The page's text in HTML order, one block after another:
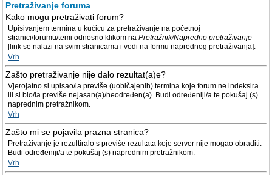
Pretraživanje foruma
Kako mogu pretraživati forum?
Upisivanjem termina u kućicu za pretraživanje na početnoj
stranici/forumu/temi odnosno klikom na Pretražnik/Napredno pretraživanje
[link se nalazi na svim stranicama i vodi na formu naprednog pretraživanja].
Vrh
Zašto pretraživanje nije dalo rezultat(a)e?
Vjerojatno si upisao/la previše (uobičajenih) termina koje forum ne indeksira
ili si bio/la previše nejasan(a)/neodređen(a). Budi određeniji/a te pokušaj (s)
naprednim pretražnikom.
Vrh
Zašto mi se pojavila prazna stranica?
Pretraživanje je rezultiralo s previše rezultata koje server nije mogao obraditi.
Budi određeniji/a te pokušaj (s) naprednim pretražnikom.
Vrh